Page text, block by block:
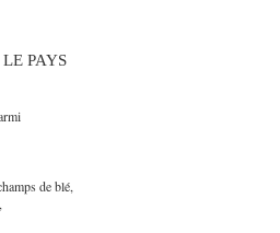
LE PAYS
de blé,